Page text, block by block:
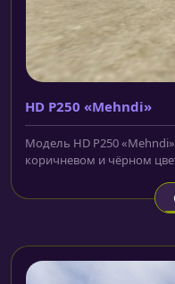
HD P250 «Mehndi»
Модель HD P250
коричневом и чёрном